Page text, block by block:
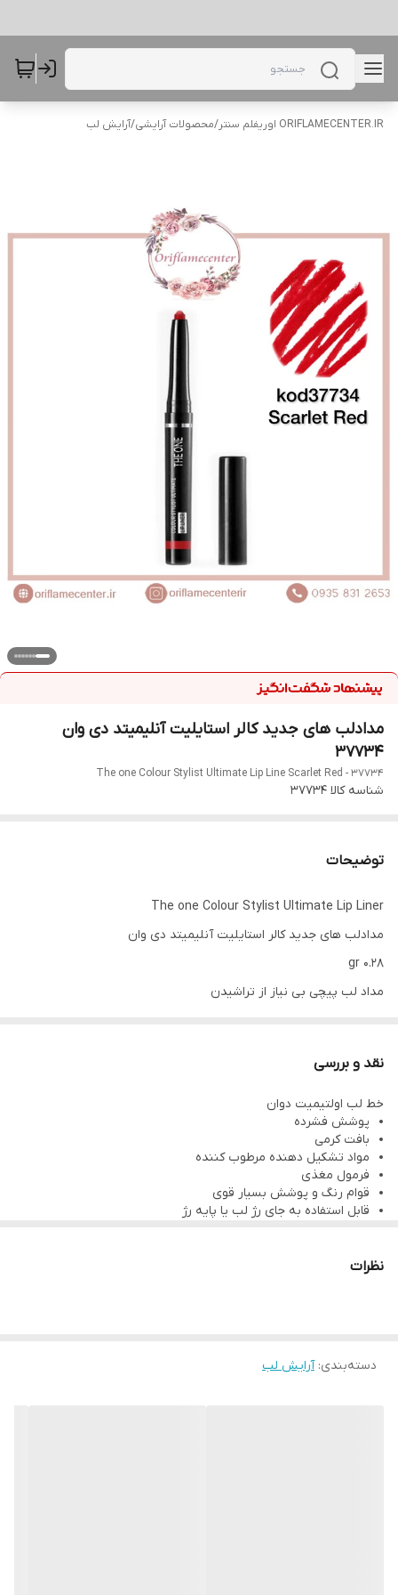
ORIFLAMECENTER.IR اوریفلم سنتر /محصولات آرایشی/آرایش لب
مدادلب های جدید کالر استایلیت آنلیمیتد دی وان
37734
The one Colour Stylist Ultimate Lip Line Scarlet Red - 37734
شناسه کالا 37734
توضیحات
The one Colour Stylist Ultimate Lip Liner
مدادلب های جدید کالر استایلیت آنلیمیتد دی وان
0.28 gr
مداد لب پیچی بی نیاز از تراشیدن
Scarlet Red - 37734
نقد و بررسی
خط لب اولتیمیت دوان
پوشش فشرده
بافت کرمی
مواد تشکیل دهنده مرطوب کننده
فرمول مغذی
قوام رنگ و پوشش بسیار قوی
قابل استفاده به جای رژ لب یا پایه رژ
نظرات
دسته‌بندی:آرایش لب